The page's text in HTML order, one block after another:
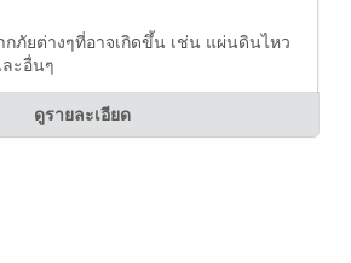
กภัยต่างๆที่อาจเกิดขึ้น เช่น แผ่นดินไหว
ะอื่นๆ
ดูรายละเอียด